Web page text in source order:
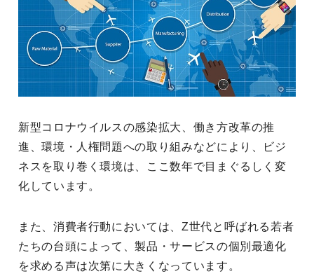
新型コロナウイルスの感染拡大、働き方改革の推
進、環境・人権問題への取り組みなどにより、ビジ
ネスを取り巻く環境は、ここ数年で目まぐるしく変
化しています。
また、消費者行動においては、Z世代と呼ばれる若者
たちの台頭によって、製品・サービスの個別最適化
を求める声は次第に大きくなっています。